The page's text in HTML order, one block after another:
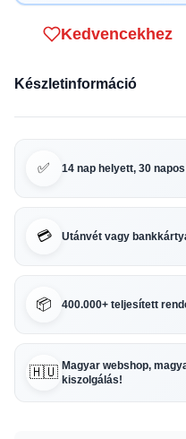
Kedvencekhez
Készletinformáció
✅ 14 nap helyett, 30
💳 Utánvét vagy
📦 400.000+ teljesített
🇭🇺 Magyar webshop,
kiszolgálás!